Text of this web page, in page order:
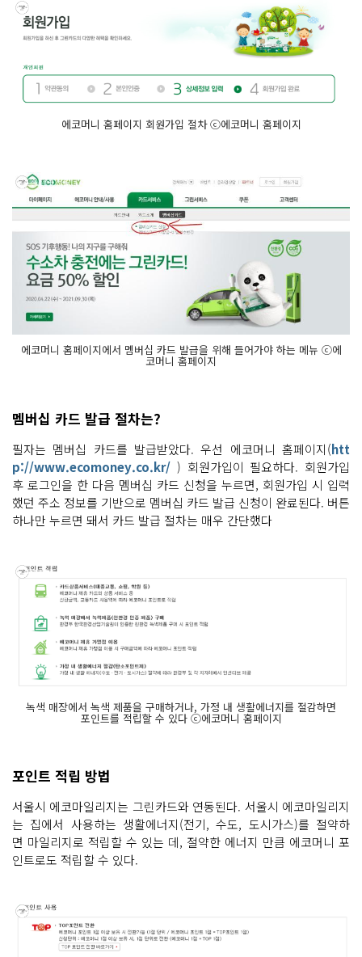
에코머니 홈페이지 회원가입 절차 ⓒ에코머니 홈페이지
에코머니 홈페이지에서 멤버십 카드 발급을 위해 들어가야 하는 메뉴 ⓒ에
코머니 홈페이지
멤버십 카드 발급 절차는?
필자는 멤버십 카드를 발급받았다. 우선 에코머니 홈페이지(htt
p://www.ecomoney.co.kr/ ) 회원가입이 필요하다. 회원가입
후 로그인을 한 다음 멤버십 카드 신청을 누르면, 회원가입 시 입력
했던 주소 정보를 기반으로 멤버십 카드 발급 신청이 완료된다. 버튼
하나만 누르면 돼서 카드 발급 절차는 매우 간단했다
녹색 매장에서 녹색 제품을 구매하거나, 가정 내 생활에너지를 절감하면
포인트를 적립할 수 있다 ⓒ에코머니 홈페이지
포인트 적립 방법
서울시 에코마일리지는 그린카드와 연동된다. 서울시 에코마일리지
는 집에서 사용하는 생활에너지(전기, 수도, 도시가스)를 절약하
면 마일리지로 적립할 수 있는 데, 절약한 에너지 만큼 에코머니 포
인트로도 적립할 수 있다.